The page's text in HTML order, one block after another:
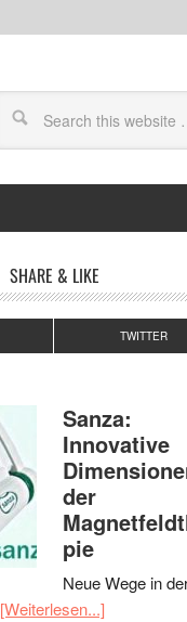
SHARE & LIKE
TWITTER
Sanza:
Innovative
der
pie
Neue Wege in
[Weiterlesen...]